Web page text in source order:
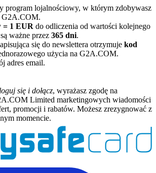
program lojalnościowy, w którym zdobywasz
G2A.COM.
= 1 EUR do odliczenia od wartości kolejnego
ważne przez 365 dni.
się do newslettera otrzymuje kod
użycia na G2A.COM.
adres email.
się i dołącz, wyrażasz zgodę na
Limited marketingowych wiadomości
promocji i rabatów. Możesz zrezygnować z
momencie.